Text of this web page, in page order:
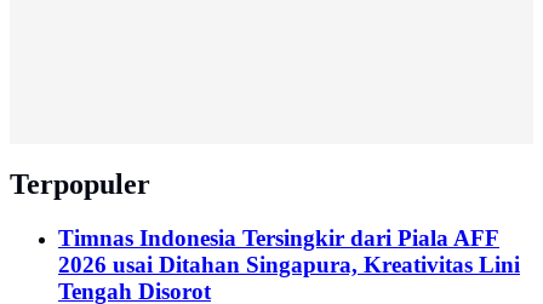
Terpopuler
Timnas Indonesia Tersingkir dari Piala AFF
2026 usai Ditahan Singapura, Kreativitas Lini
Tengah Disorot